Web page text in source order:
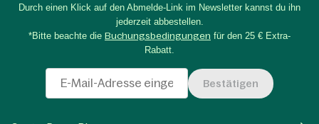
Durch einen Klick auf den Abmelde-Link im Newsletter kannst du ihn
jederzeit abbestellen.
*Bitte beachte die Buchungsbedingungen für den 25 € Extra-
Rabatt.
Bestätigen